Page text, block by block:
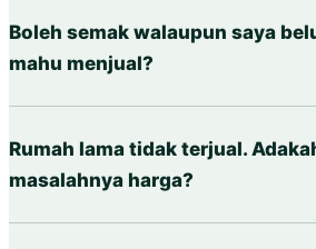
Boleh semak walaupun saya
mahu menjual?
Rumah lama tidak terjual.
masalahnya harga?